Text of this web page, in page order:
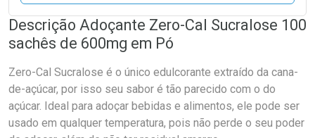
Descrição Adoçante Zero-Cal Sucralose 100
sachês de 600mg em Pó
Zero-Cal Sucralose é o único edulcorante extraído da cana-
de-açúcar, por isso seu sabor é tão parecido com o do
açúcar. Ideal para adoçar bebidas e alimentos, ele pode ser
usado em qualquer temperatura, pois não perde o seu poder